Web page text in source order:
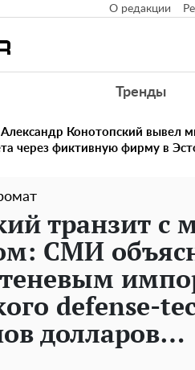
О редакции
Тренды
Конотопский вывел
через фиктивную фирму в
транзит с
СМИ
теневым
defense-
долларов…